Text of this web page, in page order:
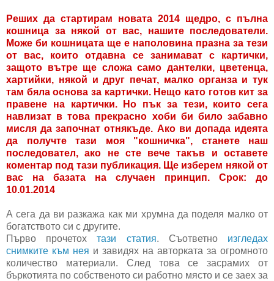
Реших да стартирам новата 2014 щедро, с пълна
кошница за някой от вас, нашите последователи.
Може би кошницата ще е наполовина празна за тези
от вас, които отдавна се занимават с картички,
защото вътре ще сложа само дантелки, цветенца,
хартийки, някой и друг печат, малко органза и тук
там бяла основа за картички. Нещо като готов кит за
правене на картички. Но пък за тези, които сега
навлизат в това прекрасно хоби би било забавно
мисля да започнат отнякъде. Ако ви допада идеята
да получте тази моя "кошничка", станете наш
последовател, ако не сте вече такъв и оставете
коментар под тази публикация. Ще изберем някой от
вас на базата на случаен принцип. Срок: до
10.01.2014
А сега да ви разкажа как ми хрумна да поделя малко от
богатството си с другите.
Първо прочетохтази статия. Съответно изгледах
снимките към нея и завидях на авторката за огромното
количество материали. След това се засрамих от
бъркотията по собственото си работно място и се заех за